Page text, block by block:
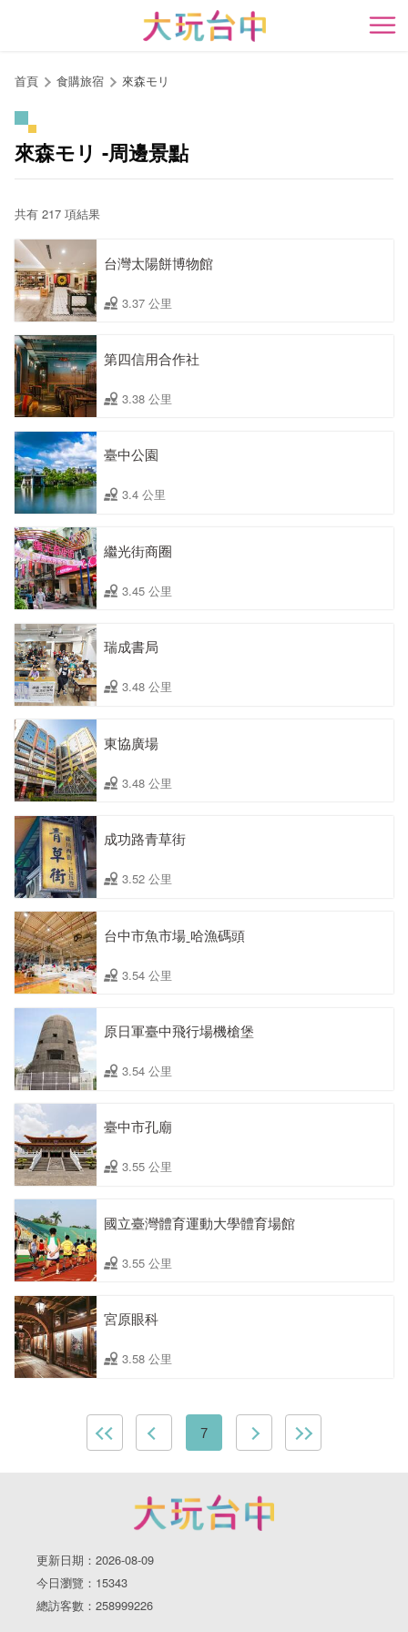
開
首頁 食購旅宿 來森モリ
來森モリ -周邊景點
共有 217 項結果
台灣太陽餅博物館
3.37 公里
第四信用合作社
3.38 公里
臺中公園
3.4 公里
繼光街商圈
3.45 公里
瑞成書局
3.48 公里
東協廣場
3.48 公里
成功路青草街
3.52 公里
台中市魚市場ˍ哈漁碼頭
3.54 公里
原日軍臺中飛行場機槍堡
3.54 公里
臺中市孔廟
3.55 公里
國立臺灣體育運動大學體育場館
3.55 公里
宮原眼科
3.58 公里
7
更新日期：2026-08-09
今日瀏覽：15343
總訪客數：258999226